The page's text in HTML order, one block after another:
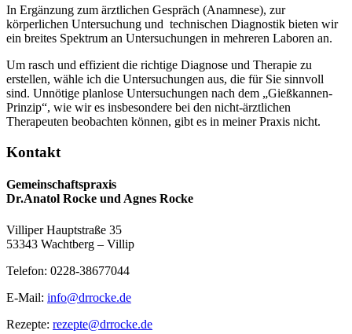
In Ergänzung zum ärztlichen Gespräch (Anamnese), zur
körperlichen Untersuchung und technischen Diagnostik bieten wir
ein breites Spektrum an Untersuchungen in mehreren Laboren an.
Um rasch und effizient die richtige Diagnose und Therapie zu
erstellen, wähle ich die Untersuchungen aus, die für Sie sinnvoll
sind. Unnötige planlose Untersuchungen nach dem „Gießkannen-
Prinzip“, wie wir es insbesondere bei den nicht-ärztlichen
Therapeuten beobachten können, gibt es in meiner Praxis nicht.
Kontakt
Gemeinschaftspraxis
Dr.Anatol Rocke und Agnes Rocke
Villiper Hauptstraße 35
53343 Wachtberg – Villip
Telefon: 0228-38677044
E-Mail: info@drrocke.de
Rezepte: rezepte@drrocke.de